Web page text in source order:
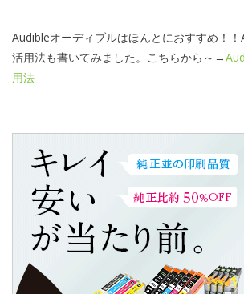
Audibleオーディブルはほんとにおすすめ！
活用法も書いてみました。こちらから～→
用法